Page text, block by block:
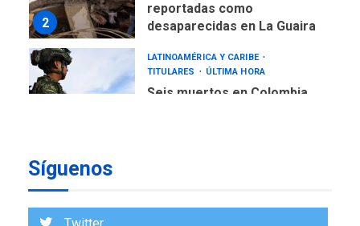
2
reportadas como
desaparecidas en La Guaira
LATINOAMÉRICA Y CARIBE
TITULARES
ÚLTIMA HORA
Seis muertos en Colombia
EEUU para Gaza apoyado
Síguenos